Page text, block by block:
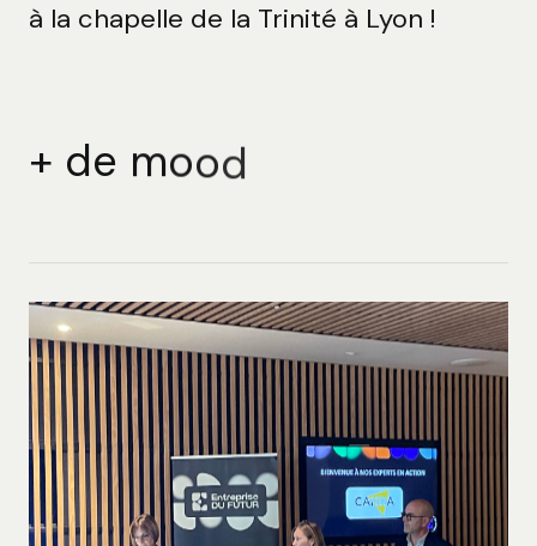
à la chapelle de la Trinité à Lyon !
+ de mood